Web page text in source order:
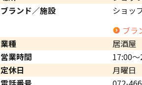
ブランド／施設
ショッ
ブラ
業種
居酒屋
営業時間
17:00
定休日
月曜日